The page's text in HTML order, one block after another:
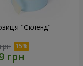
"Окленд"